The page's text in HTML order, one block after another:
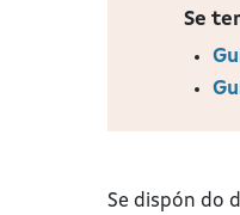
NOTIFICACIÓNS
Se
Se dispón do